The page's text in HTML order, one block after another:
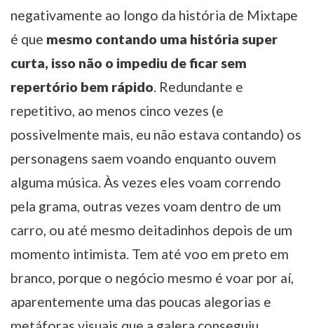
negativamente ao longo da história de Mixtape
é que mesmo contando uma história super
curta, isso não o impediu de ficar sem
repertório bem rápido. Redundante e
repetitivo, ao menos cinco vezes (e
possivelmente mais, eu não estava contando) os
personagens saem voando enquanto ouvem
alguma música. Às vezes eles voam correndo
pela grama, outras vezes voam dentro de um
carro, ou até mesmo deitadinhos depois de um
momento intimista. Tem até voo em preto em
branco, porque o negócio mesmo é voar por aí,
aparentemente uma das poucas alegorias e